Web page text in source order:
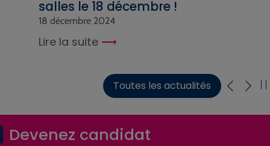
salles le 18 décembre !
18 décembre 2024
Lire la suite
Toutes les actualités
Devenez candidat